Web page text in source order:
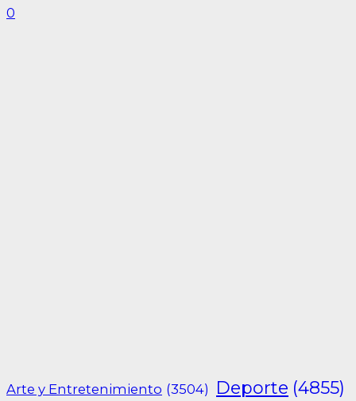
0
Arte y Entretenimiento (3504) Deporte (4855)